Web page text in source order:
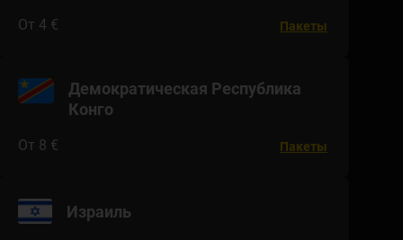
От 4 € Пакеты
Демократическая Республика
Конго
От 8 € Пакеты
Израиль